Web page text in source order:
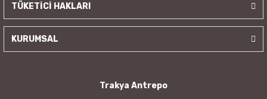
TÜKETİCİ HAKLARI
KURUMSAL
Trakya Antrepo